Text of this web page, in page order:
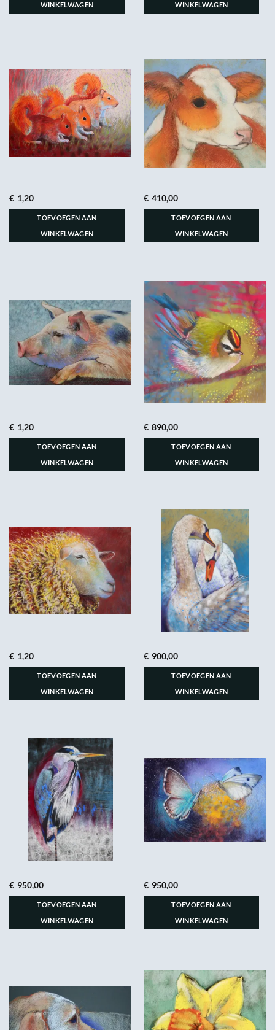
WINKELWAGEN
WINKELWAGEN
€ 1,20
TOEVOEGEN AAN
WINKELWAGEN
€ 410,00
TOEVOEGEN AAN
WINKELWAGEN
€ 1,20
TOEVOEGEN AAN
WINKELWAGEN
€ 890,00
TOEVOEGEN AAN
WINKELWAGEN
€ 1,20
TOEVOEGEN AAN
WINKELWAGEN
€ 900,00
TOEVOEGEN AAN
WINKELWAGEN
€ 950,00
TOEVOEGEN AAN
WINKELWAGEN
€ 950,00
TOEVOEGEN AAN
WINKELWAGEN